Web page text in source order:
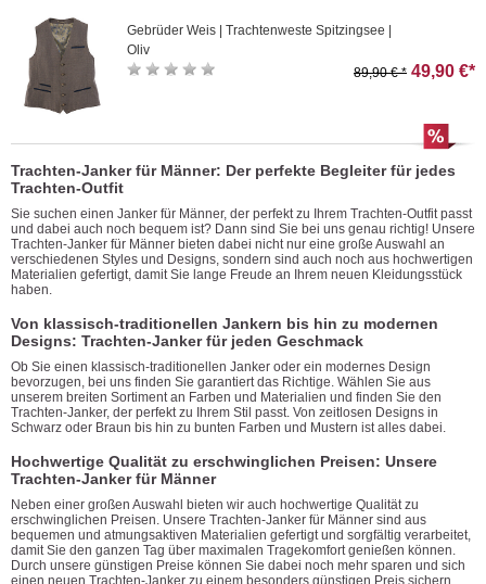
Gebrüder Weis | Trachtenweste Spitzingsee |
Oliv
89,90 € * 49,90 €*
Trachten-Janker für Männer: Der perfekte Begleiter für jedes
Trachten-Outfit
Sie suchen einen Janker für Männer, der perfekt zu Ihrem Trachten-Outfit passt
und dabei auch noch bequem ist? Dann sind Sie bei uns genau richtig! Unsere
Trachten-Janker für Männer bieten dabei nicht nur eine große Auswahl an
verschiedenen Styles und Designs, sondern sind auch noch aus hochwertigen
Materialien gefertigt, damit Sie lange Freude an Ihrem neuen Kleidungsstück
haben.
Von klassisch-traditionellen Jankern bis hin zu modernen
Designs: Trachten-Janker für jeden Geschmack
Ob Sie einen klassisch-traditionellen Janker oder ein modernes Design
bevorzugen, bei uns finden Sie garantiert das Richtige. Wählen Sie aus
unserem breiten Sortiment an Farben und Materialien und finden Sie den
Trachten-Janker, der perfekt zu Ihrem Stil passt. Von zeitlosen Designs in
Schwarz oder Braun bis hin zu bunten Farben und Mustern ist alles dabei.
Hochwertige Qualität zu erschwinglichen Preisen: Unsere
Trachten-Janker für Männer
Neben einer großen Auswahl bieten wir auch hochwertige Qualität zu
erschwinglichen Preisen. Unsere Trachten-Janker für Männer sind aus
bequemen und atmungsaktiven Materialien gefertigt und sorgfältig verarbeitet,
damit Sie den ganzen Tag über maximalen Tragekomfort genießen können.
Durch unsere günstigen Preise können Sie dabei noch mehr sparen und sich
einen neuen Trachten-Janker zu einem besonders günstigen Preis sichern.